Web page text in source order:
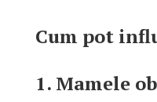
Cum pot
1. Mamele